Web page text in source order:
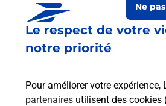
Le respect de votre
notre priorité
Pour améliorer votre expérience,
partenaires utilisent des cookies
Ne
Boîte aux lettres La
Prochaine collecte du courrier
43 Rue Principale
Drachenbronn Birlenbach
Le lien s'ouvre dans un nouvel onglet